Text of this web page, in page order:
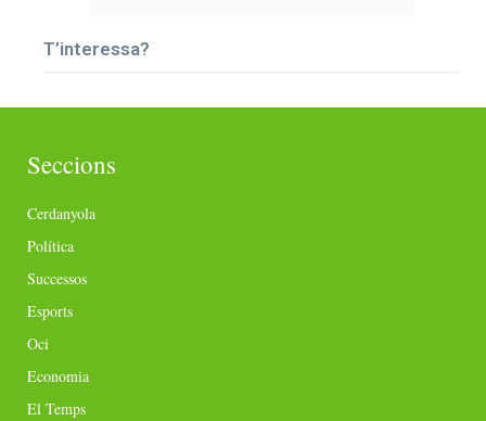
T’interessa?
Seccions
Cerdanyola
Política
Successos
Esports
Oci
Economia
El Temps